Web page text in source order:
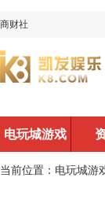
商财社
电玩城游戏
大厅首页
当前位置： 电玩城游